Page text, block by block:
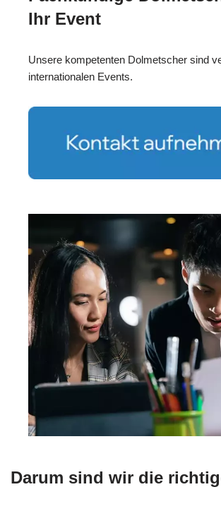
Ihr Event
Unsere kompetenten Dolmetscher sind
internationalen Events.
Darum sind wir die